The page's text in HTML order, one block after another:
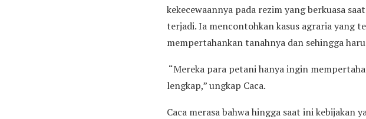
kekecewaannya pada rezim yang berkuasa
terjadi. Ia mencontohkan kasus agraria yang
mempertahankan tanahnya dan sehingga
“Mereka para petani hanya ingin
lengkap,” ungkap Caca.
Caca merasa bahwa hingga saat ini